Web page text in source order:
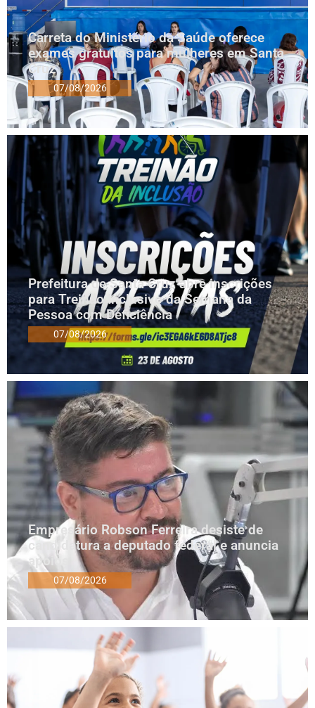
Carreta do Ministério da Saúde oferece
exames gratuitos para mulheres em Santa
Cruz
07/08/2026
Prefeitura de Santa Cruz abre inscrições
para Treinão Inclusivo da Semana da
Pessoa com Deficiência
07/08/2026
Empresário Robson Ferreira desiste de
candidatura a deputado federal e anuncia
apoios
07/08/2026